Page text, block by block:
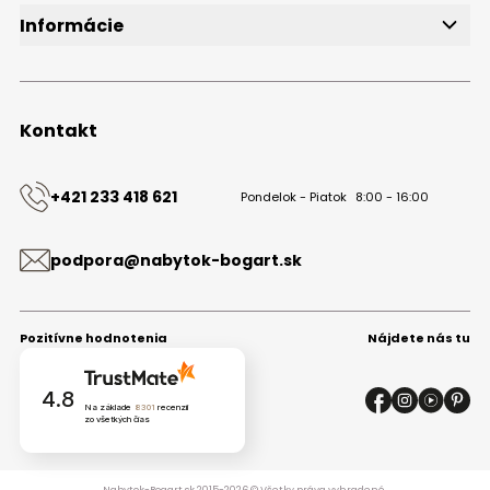
Informácie
Obchodné podmienky
Kontakt
Kontakt
+421 233 418 621 Pondelok - Piatok 8:00 - 16:00
podpora@nabytok-bogart.sk
Pozitívne hodnotenia
4.8 Na základe 8301 recenzií
zo všetkých čias
Nájdete nás tu